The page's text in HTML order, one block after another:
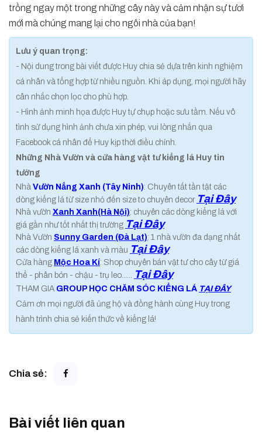
trồng ngay một trong những cây này và cảm nhận sự tươi
mới mà chúng mang lại cho ngôi nhà của bạn!
Lưu ý quan trọng:
- Nội dung trong bài viết được Huy chia sẻ dựa trên kinh nghiệm
cá nhân và tổng hợp từ nhiều nguồn. Khi áp dụng, mọi người hãy
cân nhắc chọn lọc cho phù hợp.
- Hình ảnh minh họa được Huy tự chụp hoặc sưu tầm. Nếu vô
tình sử dụng hình ảnh chưa xin phép, vui lòng nhắn qua
Facebook cá nhân để Huy kịp thời điều chỉnh.
Những Nhà Vườn và cửa hàng vật tư kiểng lá Huy tin
tưởng
Nhà Vườn Nắng Xanh (Tây Ninh): Chuyên tất tần tật các
dòng kiểng lá từ size nhỏ đến size to chuyên decor Tại Đây
Nhà vườn Xanh Xanh(Hà Nội): chuyên các dòng kiểng lá với
giá gần như tốt nhất thị trường Tại Đây
Nhà Vườn Sunny Garden (Đà Lạt): 1 nhà vườn đa dạng nhất
các dòng kiểng lá xanh và màu Tại Đây
Cửa hàng Mộc Hoa Kí: Shop chuyên bán vật tư cho cây từ giá
thể - phân bón - chậu - trụ leo...... Tại Đây
THAM GIA GROUP HỌC CHĂM SÓC KIỂNG LÁ TẠI ĐÂY
Cảm ơn mọi người đã ủng hộ và đồng hành cùng Huy trong
hành trình chia sẻ kiến thức về kiểng lá!
Chia sẻ:
Bài viết liên quan